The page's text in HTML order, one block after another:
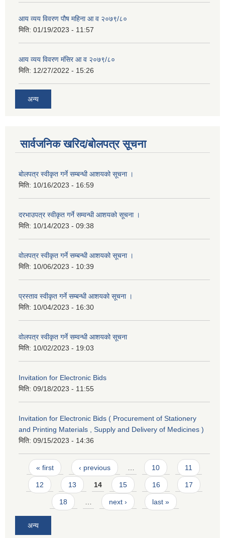
आय व्यय विवरण पौष महिना आ व २०७९/८०
मिति: 01/19/2023 - 11:57
आय व्यय विवरण मंसिर आ व २०७९/८०
मिति: 12/27/2022 - 15:26
अन्य
सार्वजनिक खरिद/बोलपत्र सूचना
बोलपत्र स्वीकृत गर्ने सम्बन्धी आशयको सूचना ।
मिति: 10/16/2023 - 16:59
दरभाउपत्र स्वीकृत गर्ने सम्वन्धी आशयको सूचना ।
मिति: 10/14/2023 - 09:38
वोलपत्र स्वीकृत गर्ने सम्बन्धी आशयको सूचना ।
मिति: 10/06/2023 - 10:39
प्रस्ताव स्वीकृत गर्ने सम्बन्धी आशयको सूचना ।
मिति: 10/04/2023 - 16:30
वोलपत्र स्वीकृत गर्ने सम्वन्धी आशयको सूचना
मिति: 10/02/2023 - 19:03
Invitation for Electronic Bids
मिति: 09/18/2023 - 11:55
Invitation for Electronic Bids ( Procurement of Stationery
and Printing Materials , Supply and Delivery of Medicines )
मिति: 09/15/2023 - 14:36
Pages
« first ‹ previous … 10 11
12 13 14 15 16 17
18 … next › last »
अन्य